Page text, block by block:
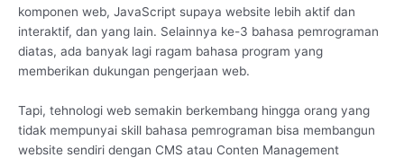
komponen web, JavaScript supaya website lebih aktif dan
interaktif, dan yang lain. Selainnya ke-3 bahasa pemrograman
diatas, ada banyak lagi ragam bahasa program yang
memberikan dukungan pengerjaan web.
Tapi, tehnologi web semakin berkembang hingga orang yang
tidak mempunyai skill bahasa pemrograman bisa membangun
website sendiri dengan CMS atau Conten Management